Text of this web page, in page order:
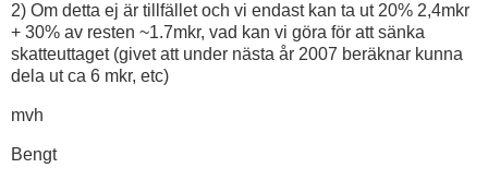
2) Om detta ej är tillfället och vi endast kan ta ut 20% 2,4mkr
+ 30% av resten ~1.7mkr, vad kan vi göra för att sänka
skatteuttaget (givet att under nästa år 2007 beräknar kunna
dela ut ca 6 mkr, etc)
mvh
Bengt